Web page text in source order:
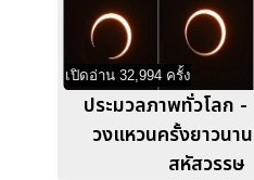
เปิดอ่าน 32,994 ครั้ง
ประมวลภาพทั่วโลก
วงแหวนครั้งยาวนา
สหัสวรรษ